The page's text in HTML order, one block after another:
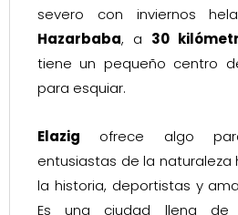
severo con inviernos
Hazarbaba, a 30
tiene un pequeño centro
para esquiar.
Elazig ofrece algo
entusiastas de la
la historia, deportistas y
Es una ciudad llena de